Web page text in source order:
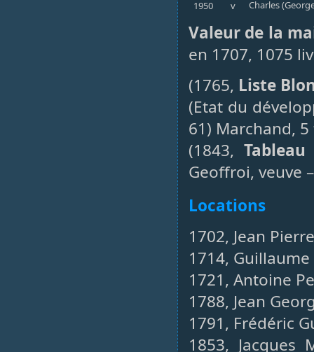
1950
v Charles
Valeur de la
en 1707, 1075
(1765, Liste
(Etat du
61) Marchand,
(1843,
Geoffroi, veuve
Locations
1702, Jean
1714,
1721, Antoine
1788, Jean
1791, Frédéric
1853, Jacques